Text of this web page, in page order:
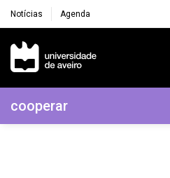
Notícias Agenda
Navegação Principal
Navegação Lateral
cooperar